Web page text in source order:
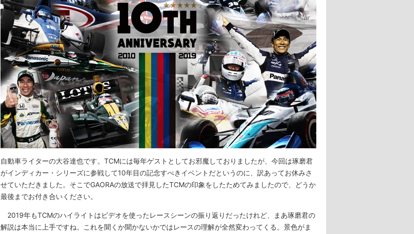
自動車ライターの大谷達也です。TCMには毎年ゲストとしてお邪魔しておりましたが、今回は琢磨君
がインディカー・シリーズに参戦して10年目の記念すべきイベントだというのに、訳あってお休みさ
せていただきました。そこでGAORAの放送で拝見したTCMの印象をしたためてみましたので、どうか
最後までお付き合いください。
2019年もTCMのハイライトはビデオを使ったレースシーンの振り返りだったけれど、まあ琢磨君の
解説は本当に上手ですね。これを聞くか聞かないかではレースの理解が全然変わってくる。景色がま